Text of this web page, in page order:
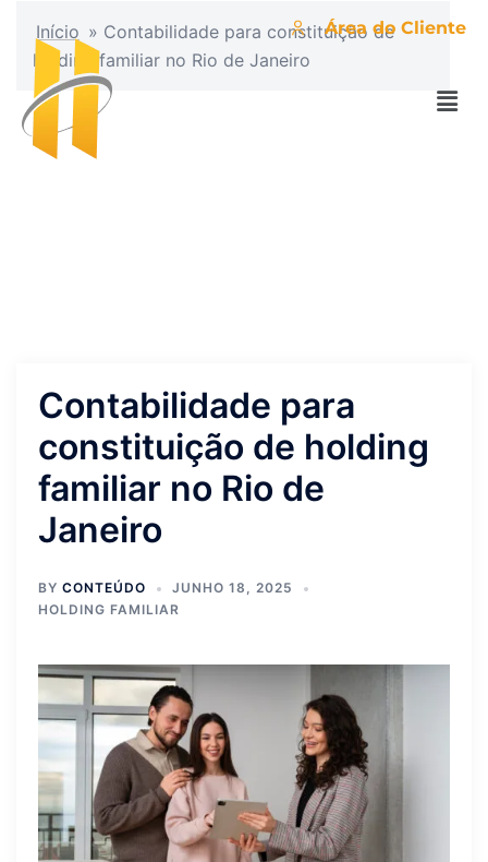
Área do Cliente
Início » Contabilidade para constituição de
holding familiar no Rio de Janeiro
Contabilidade para
constituição de holding
familiar no Rio de
Janeiro
BY CONTEÚDO
JUNHO 18, 2025
HOLDING FAMILIAR